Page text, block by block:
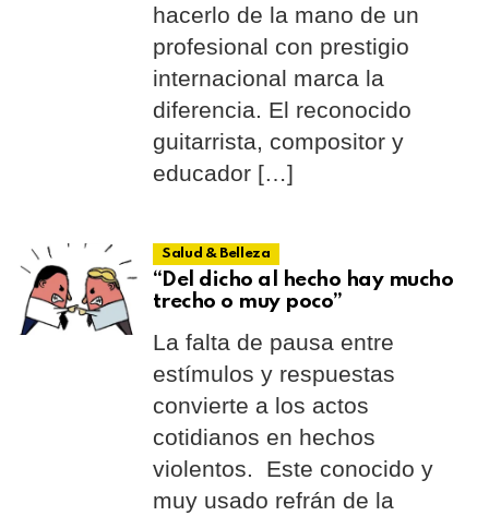
hacerlo de la mano de un
profesional con prestigio
internacional marca la
diferencia. El reconocido
guitarrista, compositor y
educador […]
Salud & Belleza
“Del dicho al hecho hay mucho
trecho o muy poco”
La falta de pausa entre
estímulos y respuestas
convierte a los actos
cotidianos en hechos
violentos. Este conocido y
muy usado refrán de la